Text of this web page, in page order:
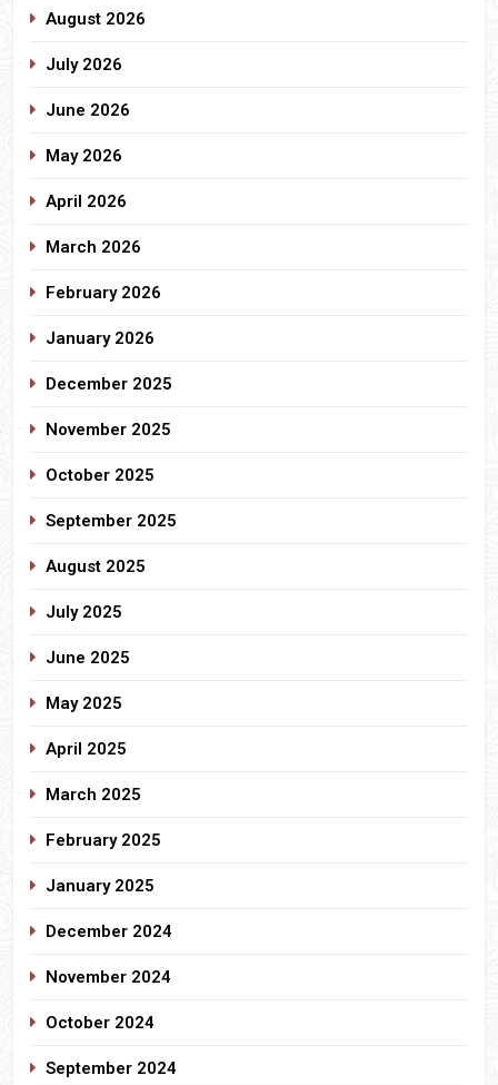
August 2026
July 2026
June 2026
May 2026
April 2026
March 2026
February 2026
January 2026
December 2025
November 2025
October 2025
September 2025
August 2025
July 2025
June 2025
May 2025
April 2025
March 2025
February 2025
January 2025
December 2024
November 2024
October 2024
September 2024